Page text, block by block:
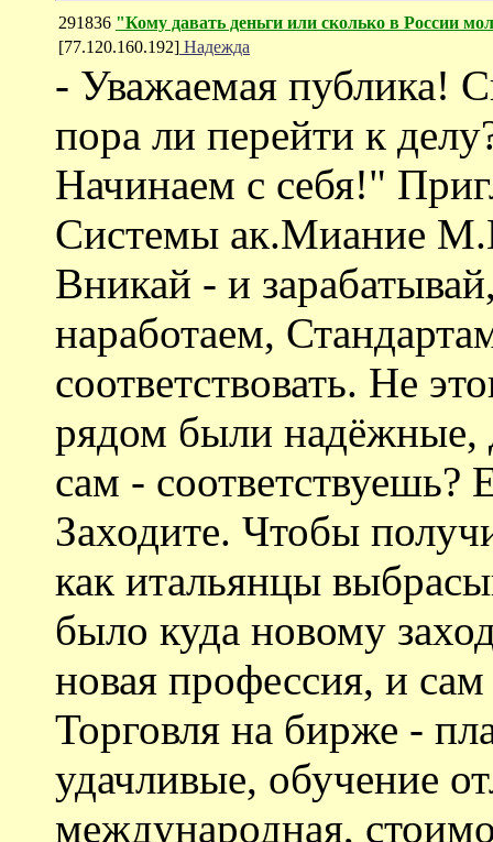
291836 "Кому давать деньги или cколько в России
[77.120.160.192] Надежда
- Уважаемая публика!
пора ли перейти к
Начинаем с себя!"
Системы ак.Миание
Вникай - и
наработаем,
соответствовать. Не
рядом были надёжные,
сам - соответствуешь?
Заходите. Чтобы
как итальянцы
было куда новому
новая профессия, и
Торговля на бирже -
удачливые, обучение
международная,